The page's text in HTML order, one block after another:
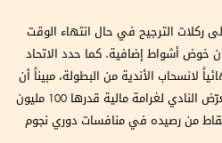
ركلات الترجيح في حال انتهاء الوقت
خوض أشواط إضافية. كما حدد الاتحاد
لانسحاب الأندية من البطولة، مبيناً أن
أي انسحاب بعد انتهاء المهلة سيعرّض النادي لغرامة مالية قدرها 100 مليون
من رصيده في منافسات دوري نجوم